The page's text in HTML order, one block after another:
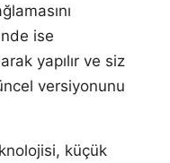
ise
yapılır ve siz
versiyonunu
küçük